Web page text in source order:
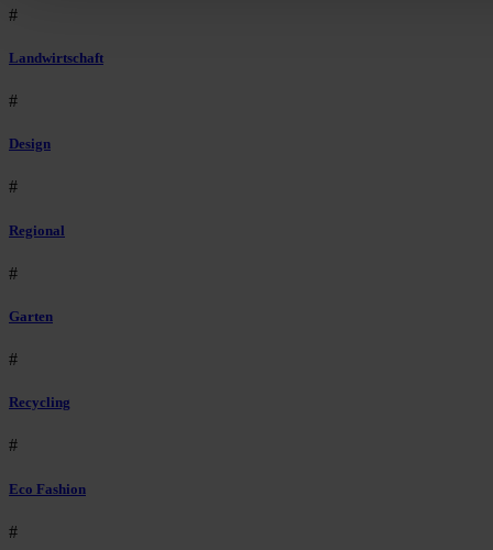
#
Landwirtschaft
#
Design
#
Regional
#
Garten
#
Recycling
#
Eco Fashion
#